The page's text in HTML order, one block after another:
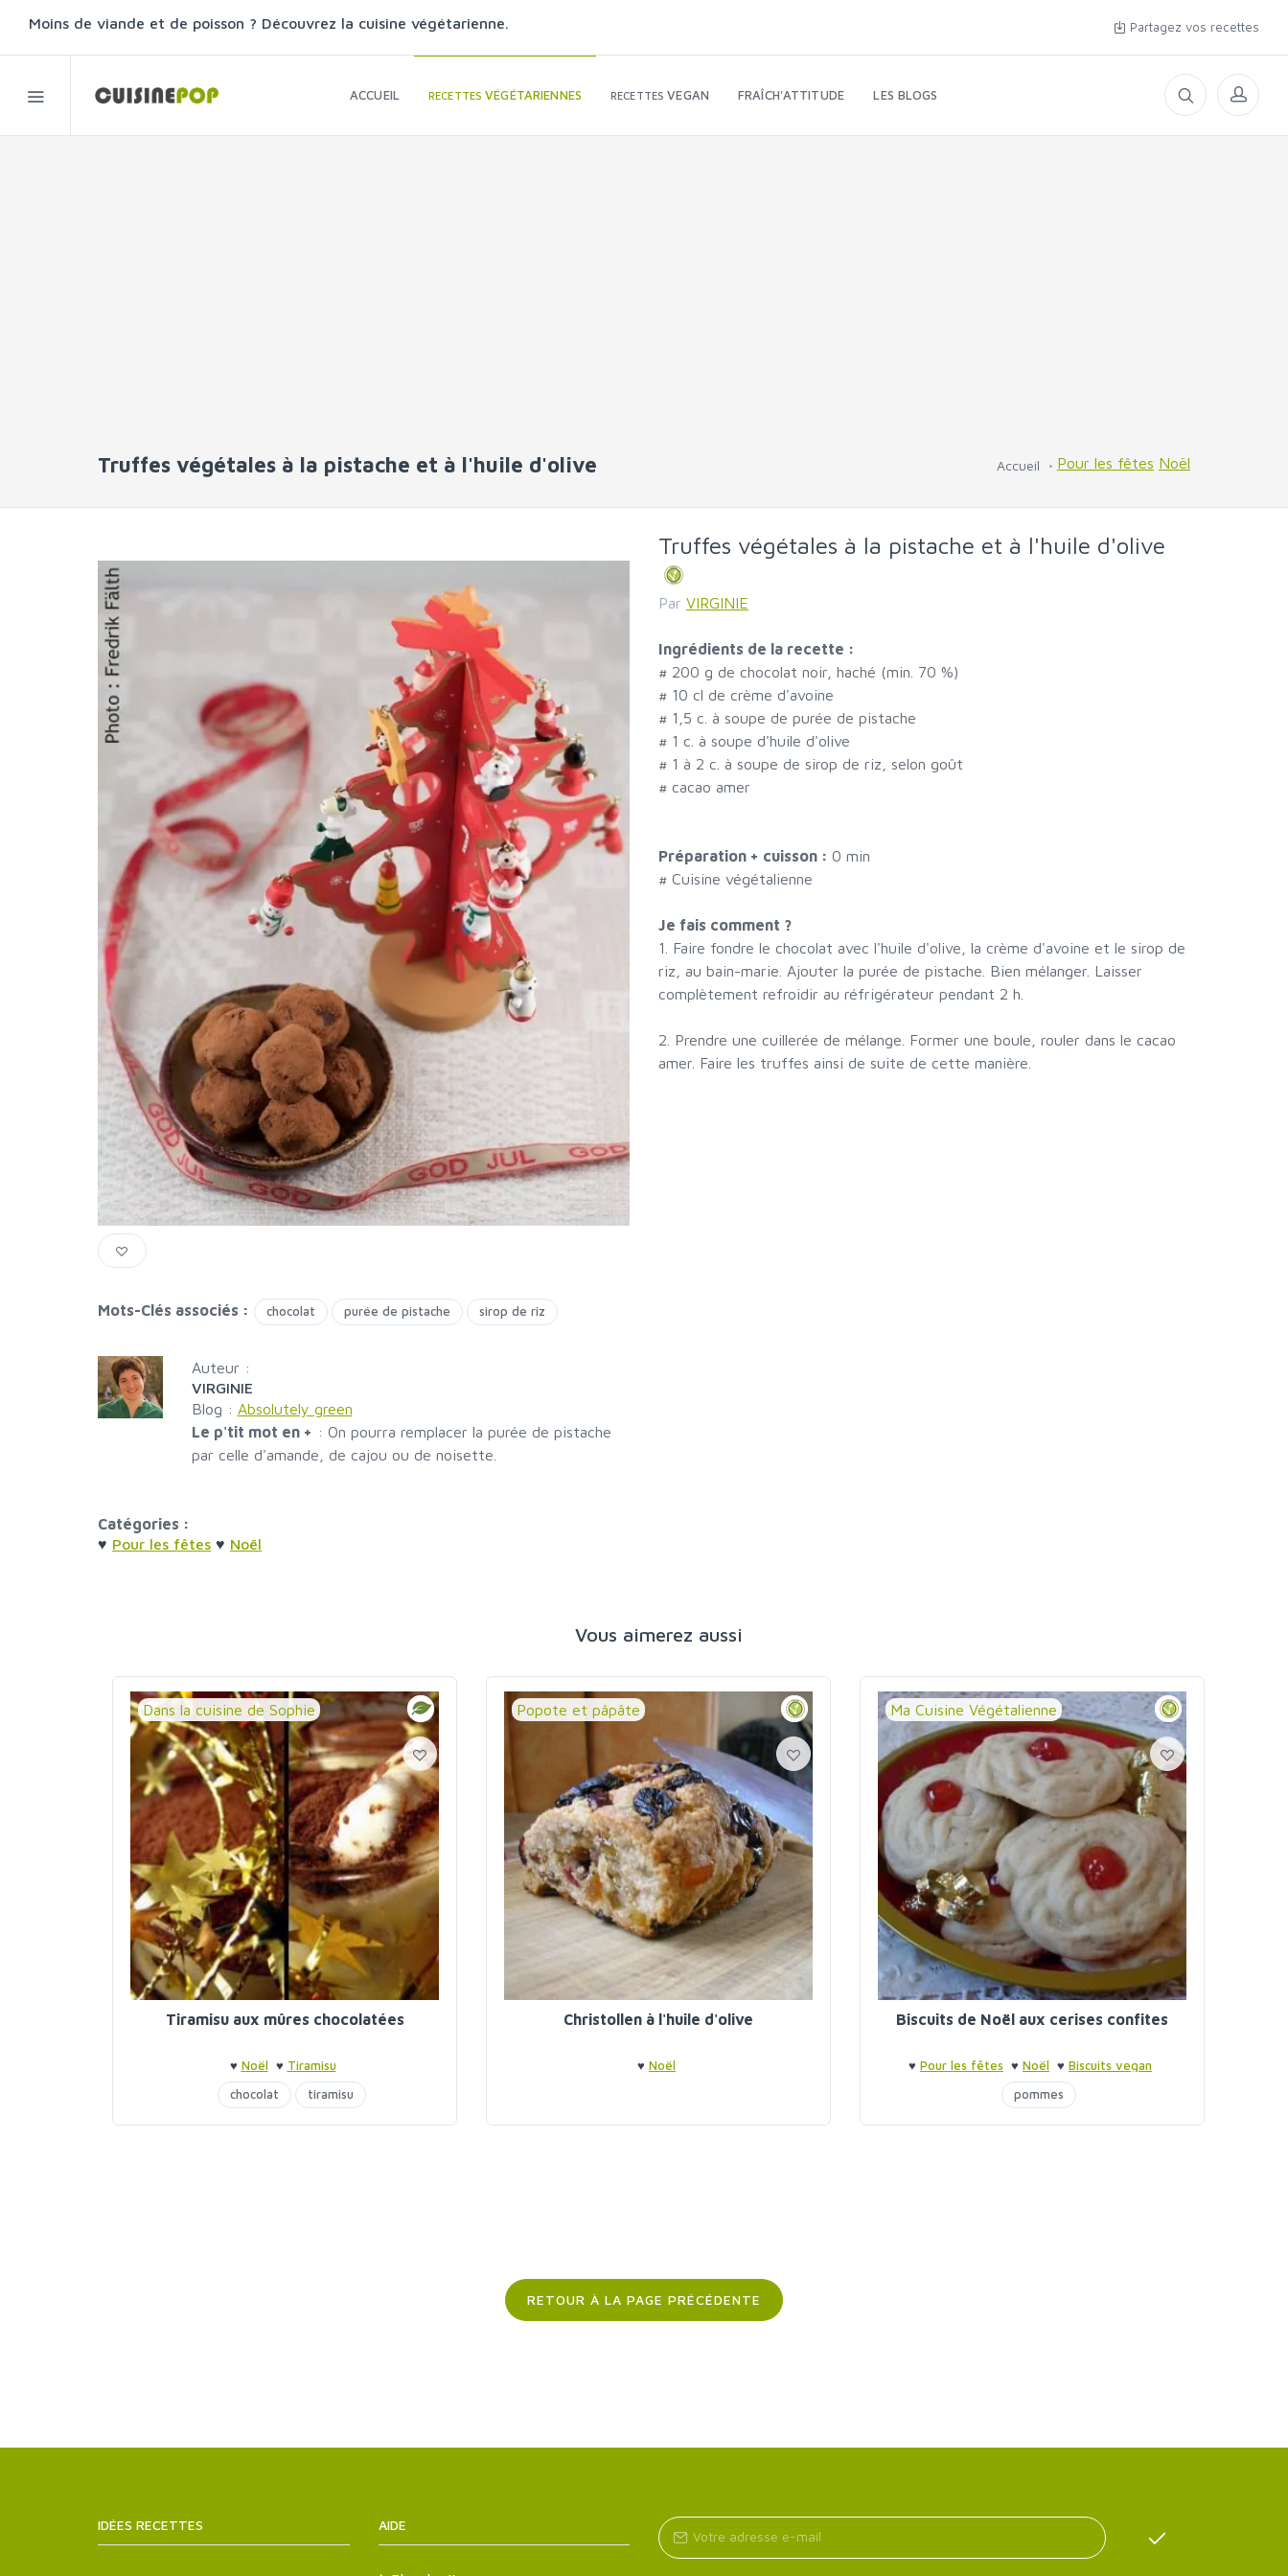
Moins de viande et de poisson ? Découvrez la cuisine végétarienne. Partagez vos recettes
ACCUEIL RECETTESVÉGÉTARIENNES RECETTESVEGAN FRAÎCH'ATTITUDE LES BLOGS
Truffes végétales à la pistache et à l'huile d'olive Accueil Pour les fêtes Noël
Mots-Clés associés : chocolat purée de pistache sirop de riz
Auteur :
VIRGINIE
Blog : Absolutely green
Le p'tit mot en + : On pourra remplacer la purée de pistache
par celle d'amande, de cajou ou de noisette.
Catégories :
♥ Pour les fêtes ♥ Noël
Truffes végétales à la pistache et à l'huile d'olive
Par VIRGINIE
Ingrédients de la recette :
# 200 g de chocolat noir, haché (min. 70 %)
# 10 cl de crème d'avoine
# 1,5 c. à soupe de purée de pistache
# 1 c. à soupe d'huile d'olive
# 1 à 2 c. à soupe de sirop de riz, selon goût
# cacao amer
Préparation + cuisson : 0 min
# Cuisine végétalienne
Je fais comment ?
1. Faire fondre le chocolat avec l'huile d'olive, la crème d'avoine et le sirop de
riz, au bain-marie. Ajouter la purée de pistache. Bien mélanger. Laisser
complètement refroidir au réfrigérateur pendant 2 h.
2. Prendre une cuillerée de mélange. Former une boule, rouler dans le cacao
amer. Faire les truffes ainsi de suite de cette manière.
Vous aimerez aussi
Dans la cuisine de Sophie
Tiramisu aux mûres chocolatées
♥ Noël♥ Tiramisu
chocolat
tiramisu
Popote et pâpâte
Christollen à l'huile d'olive
♥ Noël
Ma Cuisine Végétalienne
Biscuits de Noël aux cerises confites
♥ Pour les fêtes ♥ Noël ♥ Biscuits vegan
pommes
RETOUR À LA PAGE PRÉCÉDENTE
IDÉES RECETTES AIDE